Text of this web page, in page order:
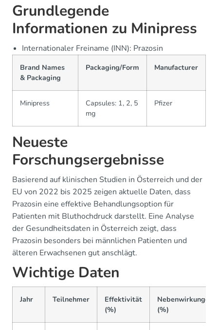
Grundlegende
Informationen zu Minipress
Internationaler Freiname (INN): Prazosin
Brand Names
& Packaging
Packaging/Form Manufacturer
Minipress
Capsules: 1, 2, 5
mg
Pfizer
Neueste
Forschungsergebnisse
Basierend auf klinischen Studien in Österreich und der
EU von 2022 bis 2025 zeigen aktuelle Daten, dass
Prazosin eine effektive Behandlungsoption für
Patienten mit Bluthochdruck darstellt. Eine Analyse
der Gesundheitsdaten in Österreich zeigt, dass
Prazosin besonders bei männlichen Patienten und
älteren Erwachsenen gut anschlägt.
Wichtige Daten
Jahr Teilnehmer
Effektivität
(%)
Nebenwirkungen
(%)